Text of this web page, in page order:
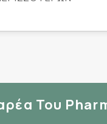
Του